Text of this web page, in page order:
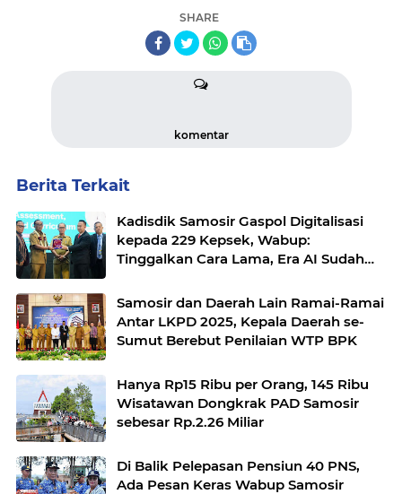
SHARE
komentar
Berita Terkait
Kadisdik Samosir Gaspol Digitalisasi
kepada 229 Kepsek, Wabup:
Tinggalkan Cara Lama, Era AI Sudah
Samosir dan Daerah Lain Ramai-Ramai
Antar LKPD 2025, Kepala Daerah se-
Sumut Berebut Penilaian WTP BPK
Hanya Rp15 Ribu per Orang, 145 Ribu
Wisatawan Dongkrak PAD Samosir
sebesar Rp.2.26 Miliar
Di Balik Pelepasan Pensiun 40 PNS,
Ada Pesan Keras Wabup Samosir